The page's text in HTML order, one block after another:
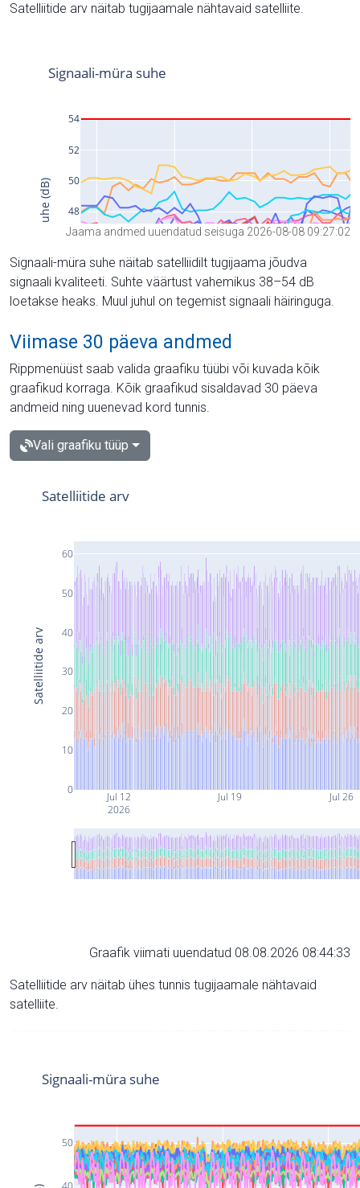
Satelliitide arv näitab tugijaamale nähtavaid satelliite.
Jaama andmed uuendatud seisuga 2026-08-08 09:27:02
Signaali-müra suhe näitab satelliidilt tugijaama jõudva
signaali kvaliteeti. Suhte väärtust vahemikus 38–54 dB
loetakse heaks. Muul juhul on tegemist signaali häiringuga.
Viimase 30 päeva andmed
Rippmenüüst saab valida graafiku tüübi või kuvada kõik
graafikud korraga. Kõik graafikud sisaldavad 30 päeva
andmeid ning uuenevad kord tunnis.
Vali graafiku tüüp
Jul 12
2026
Jul 19 Jul 26
0
10
20
30
40
50
60
Satelliitide arv
Satelliitide arv
Graafik viimati uuendatud 08.08.2026 08:44:33
Satelliitide arv näitab ühes tunnis tugijaamale nähtavaid
satelliite.
50
Signaali-müra suhe